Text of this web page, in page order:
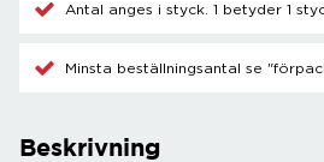
Antal anges i styck. 1 betyder 1
Minsta beställningsantal se
Beskrivning